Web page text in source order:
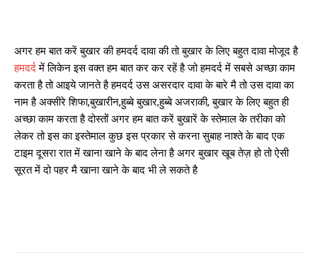
अगर हम बात करें बुखार की हमदर्द दावा की तो बुखार के लिए बहुत दावा मोजूद है
हमदर्दमें लिकेन इस वक्त हम बात कर कर रहें है जो हमदर्द में सबसे अच्छा काम
करता है तो आइये जानते है हमदर्द उस असरदार दावा के बारे मै तो उस दावा का
नाम है अक्सीरे शिफा,बुखारीन,हुब्बे बुखार,हुब्बे अजराकी, बुखार के लिए बहुत ही
अच्छा काम करता है दोस्तों अगर हम बात करें बुखारें के स्तेमाल के तरीका को
लेकर तो इस का इस्तेमाल कुछ इस प्रकार से करना सुबाह नाश्ते के बाद एक
टाइम दूसरा रात में खाना खाने के बाद लेना है अगर बुखार खूब तेज़ हो तो ऐसी
सूरत में दो पहर मै खाना खाने के बाद भी ले सकते है